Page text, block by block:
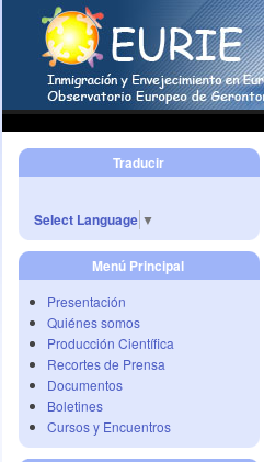
Traducir
Select Language ▼
Menú Principal
Presentación
Quiénes somos
Producción Científica
Recortes de Prensa
Documentos
Boletines
Cursos y Encuentros